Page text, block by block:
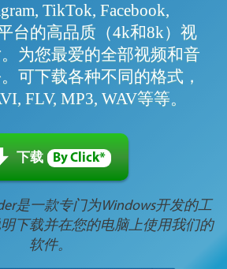
TikTok, Facebook,
台的高品质（4k和8k）视
为您最爱的全部视频和音
可下载各种不同的格式，
FLV, MP3, WAV等等。
下载 By Click*
是一款专门为Windows开发的工
下载并在您的电脑上使用我们的
软件。